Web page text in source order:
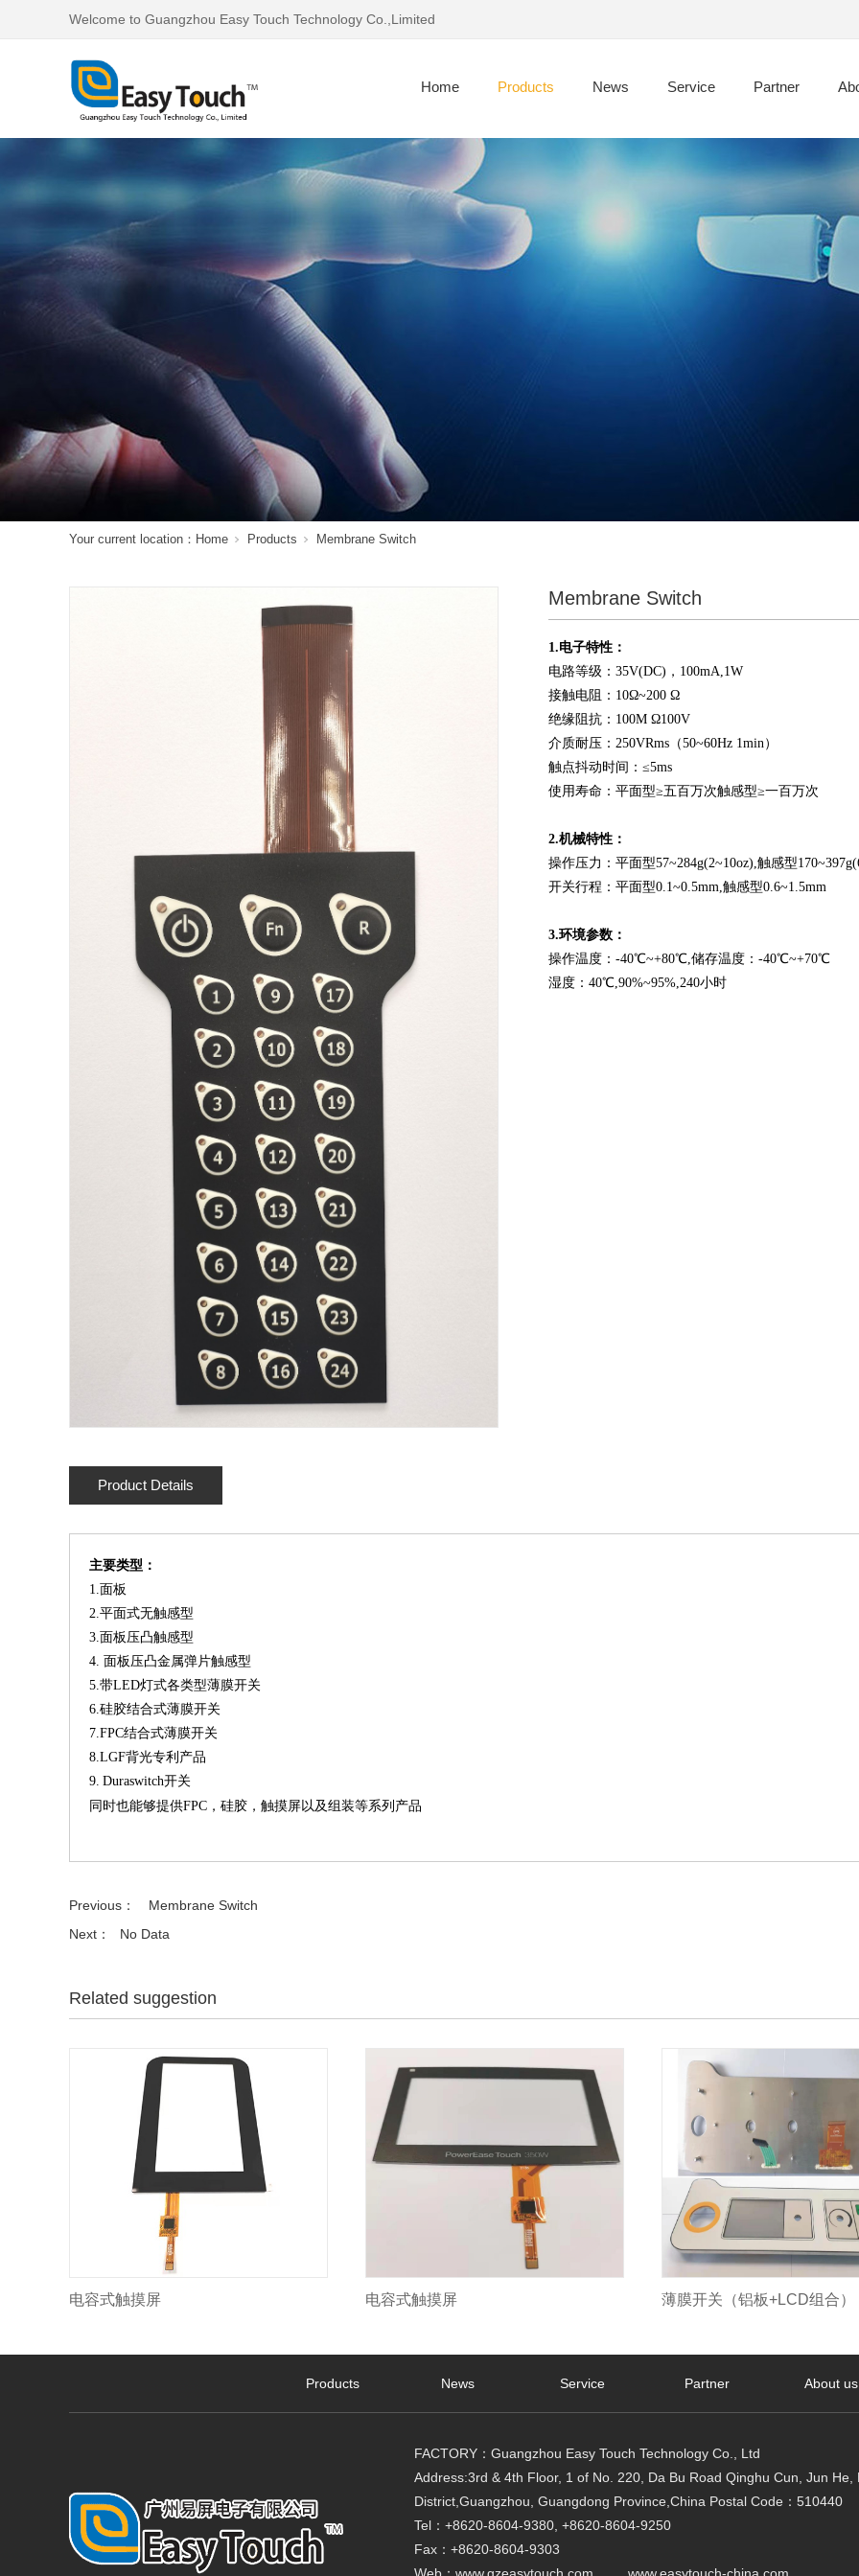
Welcome to Guangzhou Easy Touch Technology Co.,Limited
Home Products News Service Partner
Your current location： Home Products Membrane Switch
Membrane Switch
1.电子特性：
电路等级： 35V(DC)，100mA,1W
接触电阻： 10Ω~200 Ω
绝缘阻抗： 100M Ω100V
介质耐压： 250VRms（50~60Hz 1min）
触点抖动时间： ≤5ms
使用寿命：平面型≥五百万次触感型≥一百万次
2.机械特性：
操作压力：平面型57~284g(2~10oz),触感型
开关行程：平面型0.1~0.5mm,触感型0.6~1.5mm
3.环境参数：
操作温度： -40℃~+80℃,储存温度：-40℃~+70℃
湿度： 40℃,90%~95%,240小时
Product Details
主要类型：
1.面板
2.平面式无触感型
3.面板压凸触感型
4. 面板压凸金属弹片触感型
5.带LED灯式各类型薄膜开关
6.硅胶结合式薄膜开关
7.FPC结合式薄膜开关
8.LGF背光专利产品
9. Duraswitch开关
同时也能够提供FPC，硅胶，触摸屏以及组装等系列产品
Previous：
Membrane Switch
Next：
No Data
Related suggestion
电容式触摸屏 电容式触摸屏 薄膜开关（铝板+LCD组合）
Products News Service Partner About us
FACTORY：Guangzhou Easy Touch Technology Co., Ltd
Address:3rd & 4th Floor, 1 of No. 220, Da Bu Road Qinghu Cun, Jun He,
District,Guangzhou, Guangdong Province,China Postal Code：510440
Tel：+8620-8604-9380, +8620-8604-9250
Fax：+8620-8604-9303